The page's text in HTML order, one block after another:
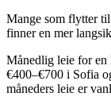
Mange som flytter
finner en mer
Månedlig leie for en
€400–€700 i Sofia
måneders leie er